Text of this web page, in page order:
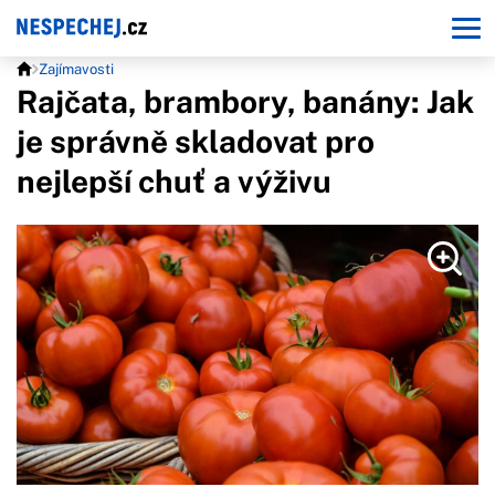
Zajímavosti
Rajčata, brambory, banány: Jak
je správně skladovat pro
nejlepší chuť a výživu